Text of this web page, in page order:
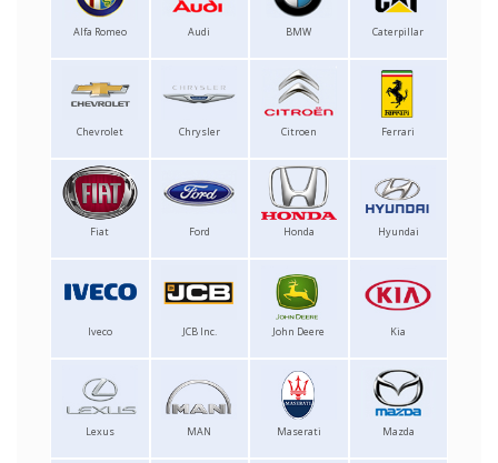
Alfa Romeo Audi BMW Caterpillar
Chevrolet Chrysler Citroen Ferrari
Fiat Ford Honda Hyundai
Iveco JCB Inc. John Deere Kia
Lexus MAN Maserati Mazda